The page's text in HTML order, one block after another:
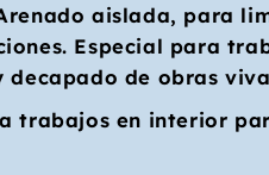
aislada, para
Especial para
decapado de obras
trabajos en interior